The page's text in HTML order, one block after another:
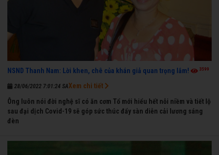
NSND Thanh Nam: Lời khen, chê của khán giả quan trọng lắm! 3599
28/06/2022 7:01:24 SA
Ông luôn nói đời nghệ sĩ có ăn cơm Tổ mới hiểu hết nỗi niềm và tiết lộ
sau đại dịch Covid-19 sẽ góp sức thúc đẩy sàn diễn cải lương sáng
đèn
Xem chi tiết